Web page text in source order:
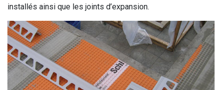
installés ainsi que les joints d’expansion.